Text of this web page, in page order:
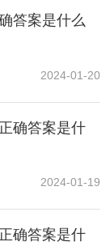
答案是什么
2024-01-20
确答案是什
2024-01-19
确答案是什